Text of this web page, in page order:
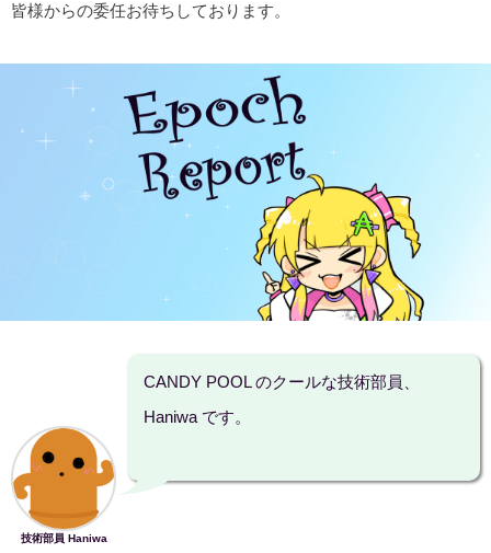
皆様からの委任お待ちしております。
技術部員 Haniwa
CANDY POOL のクールな技術部員、
Haniwa です。